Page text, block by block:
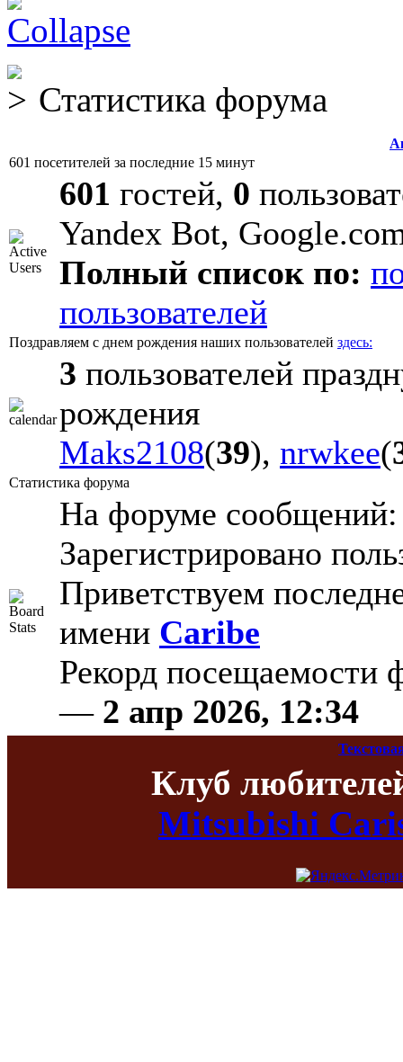
Статистика форума
601 посетителей за последние 15 минут
601 гостей, 0
Yandex Bot,
Полный список по:
пользователей
Поздравляем с днем рождения наших пользователей здесь:
3 пользователей
рождения
Maks2108(39), nrwkee(
Статистика форума
На форуме
Зарегистрировано
Приветствуем
имени Caribe
Рекорд
— 2 апр 2026, 12:34
Клуб
Mitsubishi